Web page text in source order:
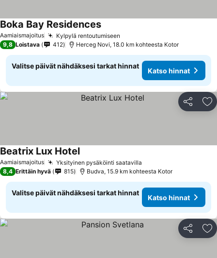
Aamiaismajoitus Kylpylä rentoutumiseen
Boka Bay Residences
9,8 Loistava 412 Herceg Novi, 18.0 km kohteesta Kotor
Valitse päivät nähdäksesi tarkat hinnat
Katso hinnat
Jaa
Aamiaismajoitus Yksityinen pysäköinti saatavilla
Beatrix Lux Hotel
8,4 Erittäin hyvä 815 Budva, 15.9 km kohteesta Kotor
Valitse päivät nähdäksesi tarkat hinnat
Katso hinnat
Jaa